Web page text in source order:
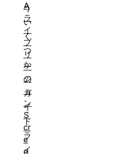
う
い
く
つ
か
の
ガ
イ
ド
ラ
イ
A
ラ
イ
ブ
リ
ー
ジ
ョ
ン
S
cr
e
e